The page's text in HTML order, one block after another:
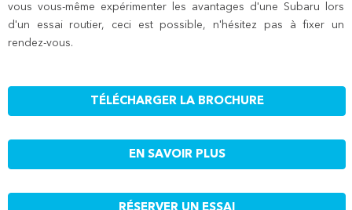
vous vous-même expérimenter les avantages d'une Subaru lors
d'un essai routier, ceci est possible, n'hésitez pas à fixer un
rendez-vous.
TÉLÉCHARGER LA BROCHURE
EN SAVOIR PLUS